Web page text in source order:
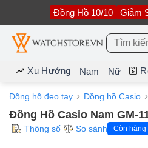
nội
dung
Đồng Hồ 10/10 Giảm
Tìm
kiếm:
Xu Hướng Nam Nữ
Đồng hồ đeo tay Đồng hồ Casio
Đồng Hồ Casio Nam GM-
Thông số So sánh Còn hàng